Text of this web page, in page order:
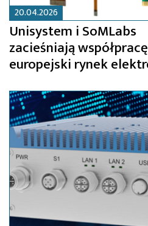
20.04.2026
Unisystem i SoMLabs
zacieśniają
europejski rynek